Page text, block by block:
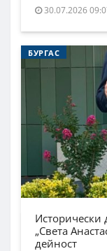
30.07.2026
БУРГАС
Исторически
„Света
дейност